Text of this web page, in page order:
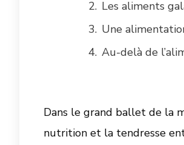
Les aliments
Une
Au-delà de
Dans le grand ballet de la
nutrition et la tendresse